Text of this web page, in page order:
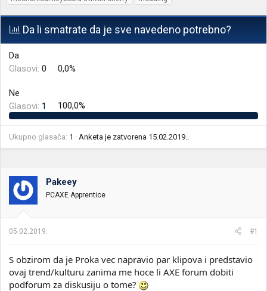
č
e
t
k
t
m
e
t
u
m
n
a
n
a
k
Da li smatrate da je sve navedeno potrebno?
Da
Glasovi: 0 0,0%
Ne
Glasovi: 1 100,0%
Ukupno glasača 1 Anketa je zatvorena 15.02.2019..
Pakeey
PCAXE Apprentice
05.02.2019. #1
S obzirom da je Proka vec napravio par klipova i predstavio
ovaj trend/kulturu zanima me hoce li AXE forum dobiti
podforum za diskusiju o tome?